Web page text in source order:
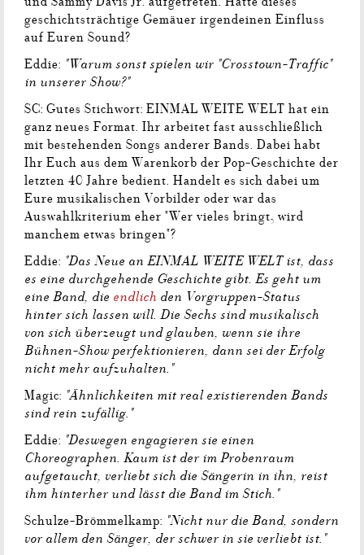
geschichtsträchtige Gemäuer irgendeinen Einfluss
auf Euren Sound?
Eddie: "Warum sonst spielen wir "Crosstown-Traffic"
in unserer Show?"
SC: Gutes Stichwort: EINMAL WEITE WELT hat ein
ganz neues Format. Ihr arbeitet fast ausschließlich
mit bestehenden Songs anderer Bands. Dabei habt
Ihr Euch aus dem Warenkorb der Pop-Geschichte der
letzten 40 Jahre bedient. Handelt es sich dabei um
Eure musikalischen Vorbilder oder war das
Auswahlkriterium eher "Wer vieles bringt, wird
manchem etwas bringen"?
Eddie: "Das Neue an EINMAL WEITE WELT ist, dass
es eine durchgehende Geschichte gibt. Es geht um
eine Band, die endlich den Vorgruppen-Status
hinter sich lassen will. Die Sechs sind musikalisch
von sich überzeugt und glauben, wenn sie ihre
Bühnen-Show perfektionieren, dann sei der Erfolg
nicht mehr aufzuhalten."
Magic: "Ähnlichkeiten mit real existierenden Bands
sind rein zufällig."
Eddie: "Deswegen engagieren sie einen
Choreographen. Kaum ist der im Probenraum
aufgetaucht, verliebt sich die Sängerin in ihn, reist
ihm hinterher und lässt die Band im Stich."
Schulze-Brömmelkamp: "Nicht nur die Band, sondern
vor allem den Sänger, der schwer in sie verliebt ist."